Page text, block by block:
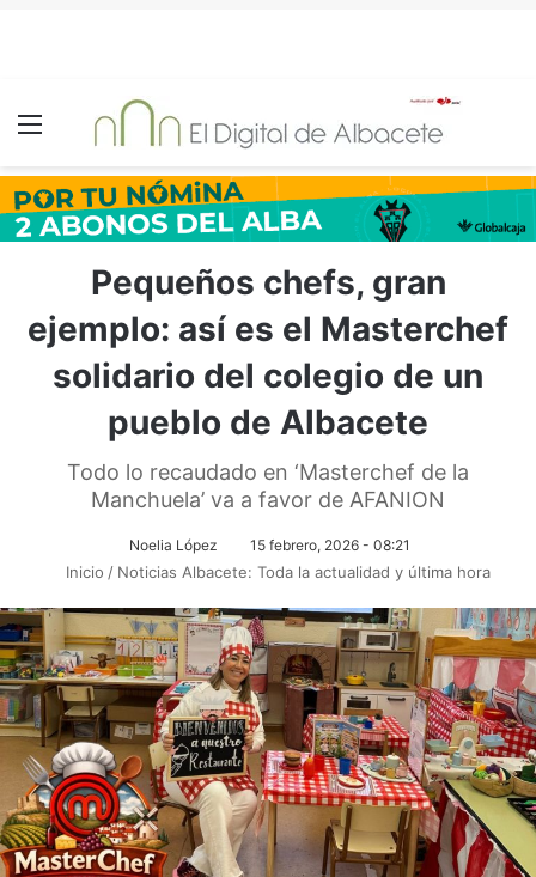
Menú
Pequeños chefs, gran
ejemplo: así es el Masterchef
solidario del colegio de un
pueblo de Albacete
Todo lo recaudado en ‘Masterchef de la
Manchuela’ va a favor de AFANION
Noelia López 15 febrero, 2026 - 08:21
Inicio / Noticias Albacete: Toda la actualidad y última hora